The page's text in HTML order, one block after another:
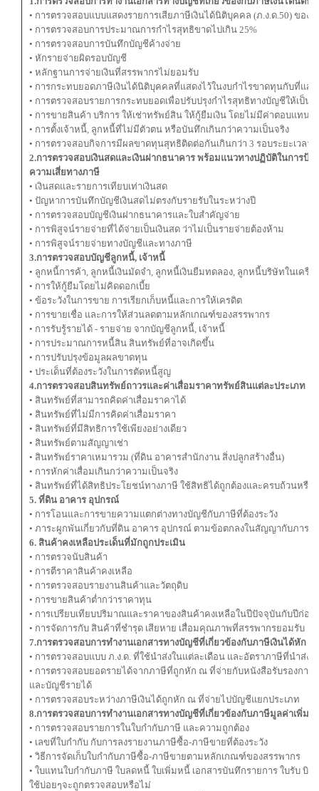
• การตรวจสอบแบบแสดงรายการเสียภาษีเงินได้นิติบุคคล (ภ.ง.ด.50) ของ
• การตรวจสอบการประมาณการกําไรสุทธิขาดไปเกิน 25%
• การตรวจสอบการบันทึกบัญชีค้างจ่าย
• หักรายจ่ายผิดรอบบัญชี
• หลักฐานการจ่ายเงินที่สรรพากรไม่ยอมรับ
• การกระทบยอดภาษีเงินได้นิติบุคคลที่แสดงไว้ในงบกําไรขาดทุนกับที่แสด
• การตรวจสอบรายการกระทบยอดเพื่อปรับปรุงกําไรสุทธิทางบัญชีให้เป็น
• การขายสินค้า บริการ ให้เช่าทรัพย์สิน ให้กู้ยืมเงิน โดยไม่มีค่าตอบแทนห
• การตั้งเจ้าหนี้, ลูกหนี้ที่ไม่มีตัวตน หรือบันทึกเกินกว่าความเป็นจริง
• การตรวจสอบกิจการมีผลขาดทุนสุทธิติดต่อกันเกินกว่า 3 รอบระยะเวล
2.การตรวจสอบเงินสดและเงินฝากธนาคาร พร้อมแนวทางปฏิบัติในการป้อ
ความเสี่ยทางภาษี
• เงินสดและรายการเทียบเท่าเงินสด
• ปัญหาการบันทึกบัญชีเงินสดไม่ตรงกับรายรับในระหว่างปี
• การตรวจสอบบัญชีเงินฝากธนาคารและใบสําคัญจ่าย
• การพิสูจน์รายจ่ายที่ได้จ่ายเป็นเงินสด ว่าไม่เป็นรายจ่ายต้องห้าม
• การพิสูจน์รายจ่ายทางบัญชีและทางภาษี
3.การตรวจสอบบัญชีลูกหนี้, เจ้าหนี้
• ลูกหนี้การค้า, ลูกหนี้เงินมัดจํา, ลูกหนี้เงินยืมทดลอง, ลูกหนี้บริษัทในเครือ
• การให้กู้ยืมโดยไม่คิดดอกเบี้ย
• ข้อระวังในการขาย การเรียกเก็บหนี้และการให้เครดิต
• การขายเชื่อ และการให้ส่วนลดตามหลักเกณฑ์ของสรรพากร
• การรับรู้รายได้ - รายจ่าย จากบัญชีลูกหนี้, เจ้าหนี้
• การประมาณการหนี้สิน สินทรัพย์ที่อาจเกิดขึ้น
• การปรับปรุงข้อมูลผลขาดทุน
• ประเด็นที่ต้องระวังในการตัดหนี้สูญ
4.การตรวจสอบสินทรัพย์ถาวรและค่าเสื่อมราคาทรัพย์สินแต่ละประเภท
• สินทรัพย์ที่สามารถคิดค่าเสื่อมราคาได้
• สินทรัพย์ที่ไม่มีการคิดค่าเสื่อมราคา
• สินทรัพย์ที่มีสิทธิการใช้เพียงอย่างเดียว
• สินทรัพย์ตามสัญญาเช่า
• สินทรัพย์ราคาเหมารวม (ที่ดิน อาคารสำนักงาน สิ่งปลูกสร้างอื่น)
• การหักค่าเสื่อมเกินกว่าความเป็นจริง
• สินทรัพย์ที่ได้สิทธิประโยชน์ทางภาษี ใช้สิทธิได้ถูกต้องและครบถ้วนหรือ
5. ที่ดิน อาคาร อุปกรณ์
• การโอนและการขายความแตกต่างทางบัญชีกับภาษีที่ต้องระวัง
• ภาระผูกพันเกี่ยวกับที่ดิน อาคาร อุปกรณ์ ตามข้อตกลงในสัญญากับภาระ
6. สินค้าคงเหลือประเด็นที่มักถูกประเมิน
• การตรวจนับสินค้า
• การตีราคาสินค้าคงเหลือ
• การตรวจสอบรายงานสินค้าและวัตถุดิบ
• การขายสินค้าต่ำกว่าราคาทุน
• การเปรียบเทียบปริมาณและราคาของสินค้าคงเหลือในปีปัจจุบันกับปีก่อน
• การจัดการกับ สินค้าที่ชํารุด เสียหาย เสื่อมคุณภาพที่สรรพากรยอมรับ
7.การตรวจสอบการทำงานเอกสารทางบัญชีที่เกี่ยวข้องกับภาษีเงินได้หัก
• การตรวจสอบแบบ ภ.ง.ด. ที่ใช้นําส่งในแต่ละเดือน และอัตราภาษีที่นําส่ง
• การตรวจสอบยอดรายได้จากภาษีที่ถูกหัก ณ ที่จ่ายกับหนังสือรับรองกา
และบัญชีรายได้
• การตรวจสอบระหว่างภาษีเงินได้ถูกหัก ณ ที่จ่ายไปบัญชีแยกประเภท
8.การตรวจสอบการทำงานเอกสารทางบัญชีที่เกี่ยวข้องกับภาษีมูลค่าเพิ่ม
• การตรวจสอบรายการในใบกํากับภาษี และความถูกต้อง
• เลขที่ใบกํากับ กับการลงรายงานภาษีซื้อ-ภาษีขายที่ต้องระวัง
• วิธีการจัดเก็บใบกํากับภาษีซื้อ-ภาษีขายตามหลักเกณฑ์ของสรรพากร
• ใบแทนใบกํากับภาษี ใบลดหนี้ ใบเพิ่มหนี้ เอกสารบันทึกรายการ ใบรับ บิล
ใช้บ่อยๆจะถูกตรวจสอบหรือไม่